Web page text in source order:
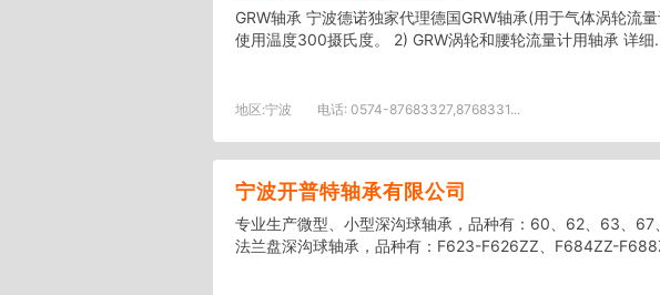
GRW轴承 宁波德诺独家代理德国GRW轴承(用于气体涡轮流
使用温度300摄氏度。 2) GRW涡轮和腰轮流量计用轴承 详细
地区:宁波 电话: 0574-87683327,8768331...
宁波开普特轴承有限公司
专业生产微型、小型深沟球轴承，品种有：60、62、63、
法兰盘深沟球轴承，品种有：F623-F626ZZ、F684ZZ-